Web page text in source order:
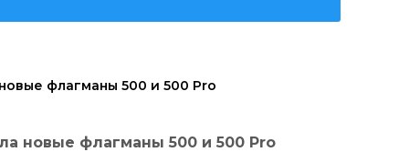
флагманы 500 и 500 Pro
новые флагманы 500 и 500 Pro